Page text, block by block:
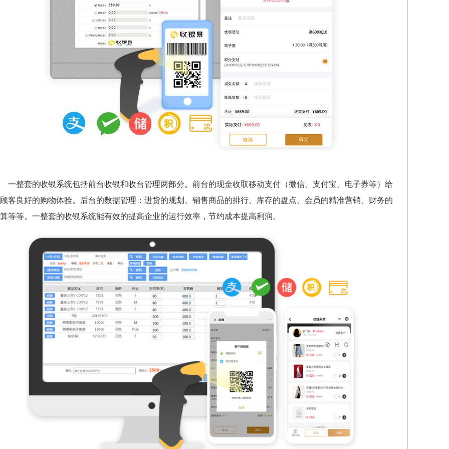
一整套的收银系统包括前台收银和收台管理两部分。前台的现金收取移动支付（微信、支付宝、电子券等）给
客良好的购物体验。后台的数据管理：进货的规划、销售商品的排行、库存的盘点、会员的精准营销、财务的
等等。一整套的收银系统能有效的提高企业的运行效率，节约成本提高利润。